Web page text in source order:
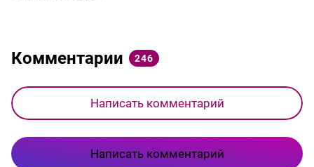
Комментарии 246
Написать комментарий
Написать комментарий